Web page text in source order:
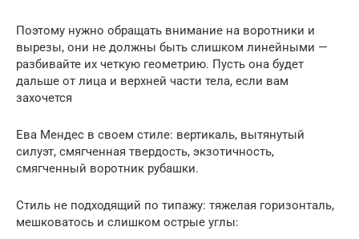
Поэтому нужно обращать внимание на воротники и
вырезы, они не должны быть слишком линейными —
разбивайте их четкую геометрию. Пусть она будет
дальше от лица и верхней части тела, если вам
захочется
Ева Мендес в своем стиле: вертикаль, вытянутый
силуэт, смягченная твердость, экзотичность,
смягченный воротник рубашки.
Стиль не подходящий по типажу: тяжелая горизонталь,
мешковатось и слишком острые углы: